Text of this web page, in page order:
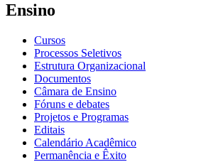
Ensino
Cursos
Processos Seletivos
Estrutura Organizacional
Documentos
Câmara de Ensino
Fóruns e debates
Projetos e Programas
Editais
Calendário Acadêmico
Permanência e Êxito